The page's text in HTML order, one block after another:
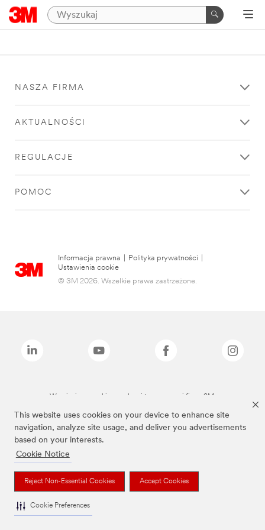
This website uses cookies on your device to enhance site
navigation, analyze site usage, and deliver you advertisements
based on your interests.
Cookie Notice
Reject Non-Essential Cookies Accept Cookies
Cookie Preferences
NASZA FIRMA
AKTUALNOŚCI
REGULACJE
POMOC
Informacja prawna Polityka prywatności
Ustawienia cookie
© 3M 2026. Wszelkie prawa zastrzeżone.
Wymienione marki są znakami towarowymi firmy 3M.